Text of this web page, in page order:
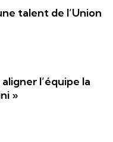
talent de l’Union
l’équipe la
»